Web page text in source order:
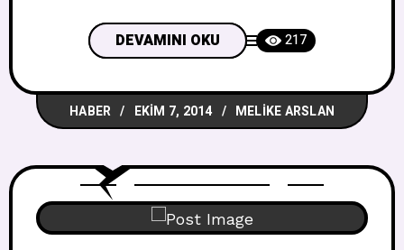
,kendi şarkıları olan Boom boom clap ve
Break the rules ile yakaladığı başarıyı
düşündürmek istedi ve biz Sucker’dan
Londora Kraliçe’sini sinsice göz atarak
röpartajında,Charlie şarkının Justin Raisen
tarafından yazıldığını
DEVAMINI OKU 217
HABER EKIM 7, 2014 MELIKE ARSLAN